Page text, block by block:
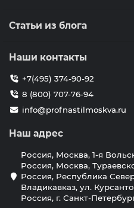
Статьи из блога
Наши контакты
+7(495) 374-90-92
8 (800) 707-76-94
info@profnastilmoskva.ru
Наш адрес
Россия, Москва, 1-я
Россия, Москва,
Россия, Республика
Владикавказ, ул.
Россия, г. Санкт-